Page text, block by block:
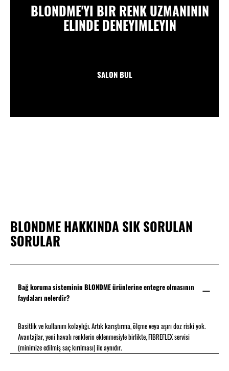
BLONDME'YI BIR RENK UZMANININ
ELINDE DENEYIMLEYIN
SALON BUL
BLONDME HAKKINDA SIK SORULAN
SORULAR
Bağ koruma sisteminin BLONDME ürünlerine entegre olmasının
faydaları nelerdir?
Basitlik ve kullanım kolaylığı. Artık karıştırma, ölçme veya aşırı doz riski yok.
Avantajlar, yeni havalı renklerin eklenmesiyle birlikte, FIBREFLEX servisi
(minimize edilmiş saç kırılması) ile aynıdır.